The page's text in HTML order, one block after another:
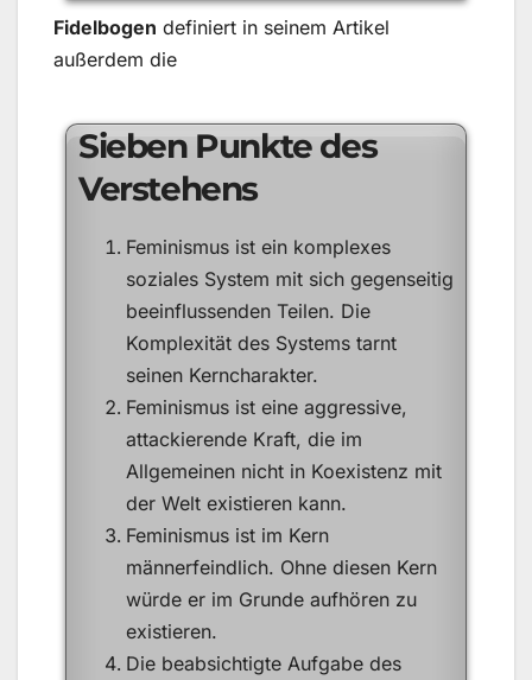
Fidelbogen definiert in seinem Artikel
außerdem die
Sieben Punkte des
Verstehens
Feminismus ist ein komplexes
soziales System mit sich gegenseitig
beeinflussenden Teilen. Die
Komplexität des Systems tarnt
seinen Kerncharakter.
Feminismus ist eine aggressive,
attackierende Kraft, die im
Allgemeinen nicht in Koexistenz mit
der Welt existieren kann.
Feminismus ist im Kern
männerfeindlich. Ohne diesen Kern
würde er im Grunde aufhören zu
existieren.
Die beabsichtigte Aufgabe des